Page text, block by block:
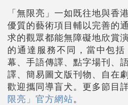
「無限亮」一如既往地與香
優質的藝術項目輔以完善的
求的觀眾都能無障礙地欣賞
的通達服務不同，當中包
幕、手語傳譯、點字場刊、
譯、簡易圖文版刊物、自在
歡迎攜同導盲犬。更多節目
限亮」官方網站。